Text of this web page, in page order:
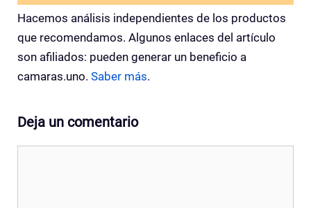
Hacemos análisis independientes de los productos
que recomendamos. Algunos enlaces del artículo
son afiliados: pueden generar un beneficio a
camaras.uno. Saber más.
Deja un comentario